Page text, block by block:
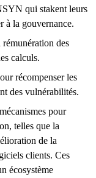
qui stakent leurs
à la gouvernance.
des
calculs.
récompenser les
des vulnérabilités.
pour
telles que la
de la
clients. Ces
écosystème